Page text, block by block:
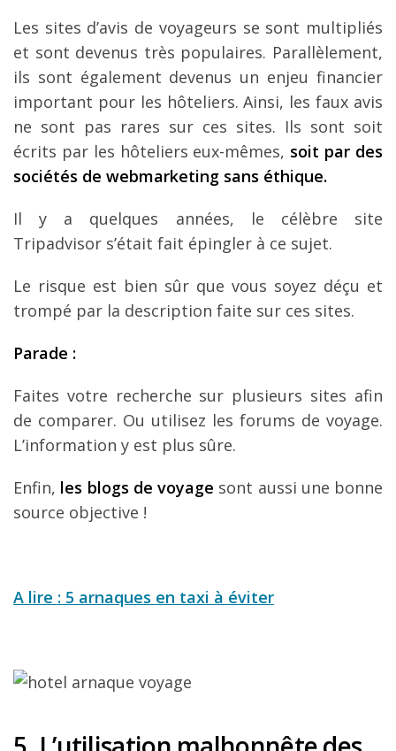
Les sites d’avis de voyageurs se sont multipliés
et sont devenus très populaires. Parallèlement,
ils sont également devenus un enjeu financier
important pour les hôteliers. Ainsi, les faux avis
ne sont pas rares sur ces sites. Ils sont soit
écrits par les hôteliers eux-mêmes, soit par des
sociétés de webmarketing sans éthique.
Il y a quelques années, le célèbre site
Tripadvisor s’était fait épingler à ce sujet.
Le risque est bien sûr que vous soyez déçu et
trompé par la description faite sur ces sites.
Parade :
Faites votre recherche sur plusieurs sites afin
de comparer. Ou utilisez les forums de voyage.
L’information y est plus sûre.
Enfin, les blogs de voyage sont aussi une bonne
source objective !
A lire : 5 arnaques en taxi à éviter